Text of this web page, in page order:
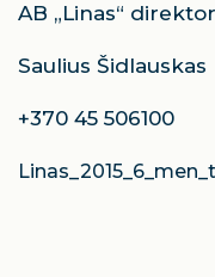
AB „Linas“
Saulius Šidlauskas
+370 45 506100